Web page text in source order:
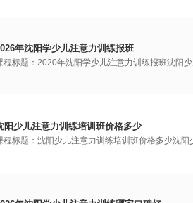
年沈阳学少儿注意力训练报班
程标题：2020年沈阳学少儿注意力训练报班沈阳
阳少儿注意力训练培训班价格多少
程标题：沈阳少儿注意力训练培训班价格多少沈